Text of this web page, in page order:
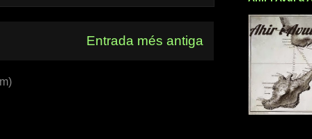
Entrada més antiga